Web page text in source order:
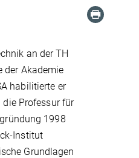
an der TH
der Akademie
habilitierte er
die Professur für
1998
Institut
Grundlagen